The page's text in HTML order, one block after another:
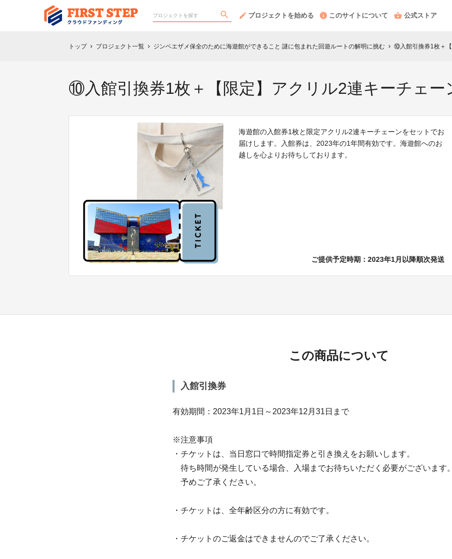
プロジェクトを始める このサイトについて 公式ストア
トップ chevron_right プロジェクト一覧 chevron_right ジンベエザメ保全のために海遊館ができること 謎に包まれた回遊ルートの解明に挑む chevron_right ⑩入館引換券1枚＋
⑩入館引換券1枚＋【限定】アクリル2連キーチェー
海遊館の入館券1枚と限定アクリル2連キーチェーンをセットでお
届けします。入館券は、2023年の1年間有効です。海遊館へのお
越しを心よりお待ちしております。
ご提供予定時期：2023年1月以降順次発送
この商品について
入館引換券
有効期間：2023年1月1日～2023年12月31日まで
※注意事項
・チケットは、当日窓口で時間指定券と引き換えをお願いします。
待ち時間が発生している場合、入場までお待ちいただく必要がございます
予めご了承ください。
・チケットは、全年齢区分の方に有効です。
・チケットのご返金はできませんのでご了承ください。